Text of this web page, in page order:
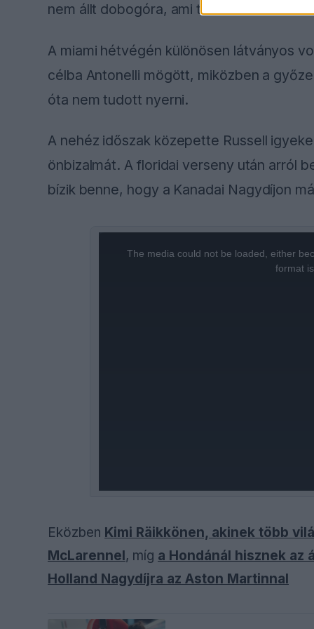
nem állt dobogóra, ami tovább növelte a
A miami hétvégén különösen látványos
célba Antonelli mögött, miközben a
óta nem tudott nyerni.
A nehéz időszak közepette Russell
önbizalmát. A floridai verseny után arról
bízik benne, hogy a Kanadai Nagydíjon
The media could not be loaded, either
format
Eközben Kimi Räikkönen, akinek több
McLarennel, míg a Hondánál hisznek
Holland Nagydíjra az Aston Martinnal